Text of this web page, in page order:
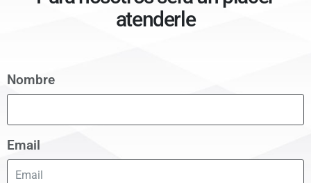
atenderle
Nombre
Email